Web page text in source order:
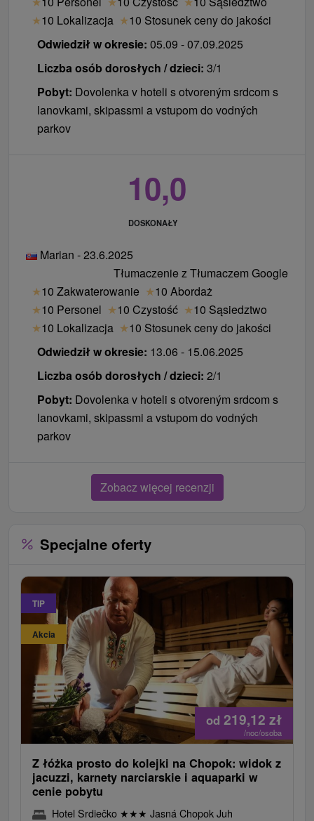
★10 Lokalizacja ★10 Stosunek ceny do jakości
Odwiedził w okresie: 05.09 - 07.09.2025
Liczba osób dorosłych / dzieci: 3/1
Pobyt: Dovolenka v hoteli s otvoreným srdcom s
lanovkami, skipassmi a vstupom do vodných
parkov
10,0
DOSKONAŁY
Marian - 23.6.2025
Tłumaczenie z Tłumaczem Google
★10 Zakwaterowanie ★10 Abordaż
★10 Personel ★10 Czystość ★10 Sąsiedztwo
★10 Lokalizacja ★10 Stosunek ceny do jakości
Odwiedził w okresie: 13.06 - 15.06.2025
Liczba osób dorosłych / dzieci: 2/1
Pobyt: Dovolenka v hoteli s otvoreným srdcom s
lanovkami, skipassmi a vstupom do vodných
parkov
Zobacz więcej recenzji
Specjalne oferty
TIP
Akcia
od 219,12 zł
/noc/osoba
Z łóżka prosto do kolejki na Chopok: widok z
jacuzzi, karnety narciarskie i aquaparki w
cenie pobytu
Hotel Srdiečko ★★★ Jasná Chopok Juh